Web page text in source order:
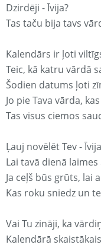
Dzirdēji - Īvija?
Tas taču bija tavs
Kalendārs ir ļoti
Teic, kā katru vārdā
Šodien datums ļoti
Jo pie Tava vārda,
Tas visus ciemos
Ļauj novēlēt Tev -
Lai tavā dienā
Ja ceļš būs grūts, lai
Kas roku sniedz un
Vai Tu zināji, ka
Kalendārā